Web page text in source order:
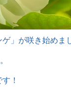
」が咲き始めま
！